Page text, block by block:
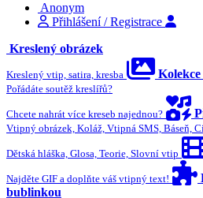
Anonym
Přihlášení / Registrace
Kreslený obrázek
Kreslený vtip, satira, kresba
Pořádáte soutěž kreslířů?
Chcete nahrát více kreseb najednou?
Vtipný obrázek, Koláž, Vtipná SMS, Báseň,
Dětská hláška, Glosa, Teorie, Slovní vtip
Najděte GIF a doplňte váš vtipný text!
bublinkou